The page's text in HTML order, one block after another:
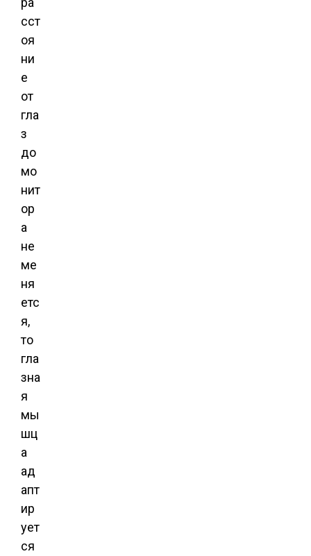
сст
оя
ни
е
от
гла
з
до
мо
нит
ор
а
не
ме
ня
етс
я,
то
гла
зна
я
мы
шц
а
ад
апт
ир
ует
ся